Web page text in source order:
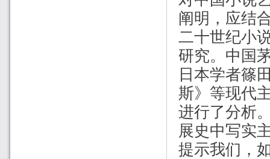
阐明，应结
二十世纪小
研究。中国
日本学者篠
斯》等现代
进行了分析
展史中写实
提示我们，